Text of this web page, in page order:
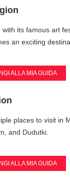
with its famous art
an exciting
ALLA MIA GUIDA
places to visit in
and Dudutki.
ALLA MIA GUIDA